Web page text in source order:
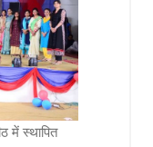
में स्थापित